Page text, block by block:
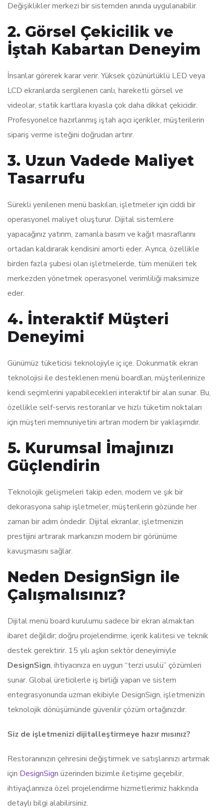
Değişiklikler merkezi bir sistemden anında uygulanabilir.
2. Görsel Çekicilik ve
İştah Kabartan Deneyim
İnsanlar görerek karar verir. Yüksek çözünürlüklü LED veya
LCD ekranlarda sergilenen canlı, hareketli görsel ve
videolar, statik kartlara kıyasla çok daha dikkat çekicidir.
Profesyonelce hazırlanmış iştah açıcı içerikler, müşterilerin
sipariş verme isteğini doğrudan artırır.
3. Uzun Vadede Maliyet
Tasarrufu
Sürekli yenilenen menü baskıları, işletmeler için ciddi bir
operasyonel maliyet oluşturur. Dijital sistemlere
yapacağınız yatırım, zamanla basım ve kağıt masraflarını
ortadan kaldırarak kendisini amorti eder. Ayrıca, özellikle
birden fazla şubesi olan işletmelerde, tüm menüleri tek
merkezden yönetmek operasyonel verimliliği maksimize
eder.
4. İnteraktif Müşteri
Deneyimi
Günümüz tüketicisi teknolojiyle iç içe. Dokunmatik ekran
teknolojisi ile desteklenen menü boardları, müşterilerinize
kendi seçimlerini yapabilecekleri interaktif bir alan sunar. Bu,
özellikle self-servis restoranlar ve hızlı tüketim noktaları
için müşteri memnuniyetini artıran modern bir yaklaşımdır.
5. Kurumsal İmajınızı
Güçlendirin
Teknolojik gelişmeleri takip eden, modern ve şık bir
dekorasyona sahip işletmeler, müşterilerin gözünde her
zaman bir adım öndedir. Dijital ekranlar, işletmenizin
prestijini artırarak markanızın modern bir görünüme
kavuşmasını sağlar.
Neden DesignSign ile
Çalışmalısınız?
Dijital menü board kurulumu sadece bir ekran almaktan
ibaret değildir; doğru projelendirme, içerik kalitesi ve teknik
destek gerektirir. 15 yılı aşkın sektör deneyimiyle
DesignSign, ihtiyacınıza en uygun “terzi usulü” çözümleri
sunar. Global üreticilerle iş birliği yapan ve sistem
entegrasyonunda uzman ekibiyle DesignSign, işletmenizin
teknolojik dönüşümünde güvenilir çözüm ortağınızdır.
Siz de işletmenizi dijitalleştirmeye hazır mısınız?
Restoranınızın çehresini değiştirmek ve satışlarınızı artırmak
için DesignSign üzerinden bizimle iletişime geçebilir,
ihtiyaçlarınıza özel projelendirme hizmetlerimiz hakkında
detaylı bilgi alabilirsiniz.